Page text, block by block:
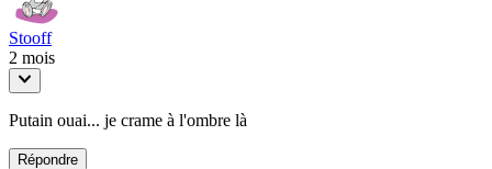
Stooff
2 mois
Putain ouai... je crame à l'ombre là
Répondre